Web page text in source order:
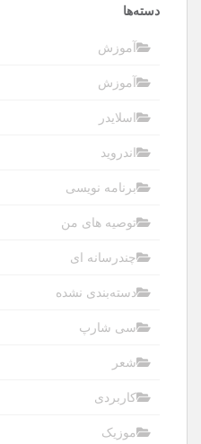
دسته‌ها
آموزش
آموزش
اسلایدر
اندروید
برنامه نویسی
توصیه های من
چندرسانه ای
دسته‌بندی نشده
سی شارپ
شعر
کاربردی
موزیک